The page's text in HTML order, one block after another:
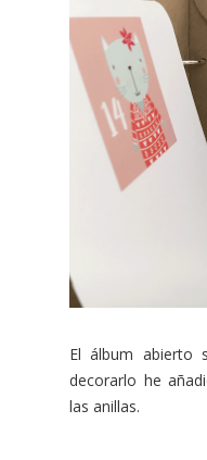
El álbum abierto
decorarlo he
las anillas.